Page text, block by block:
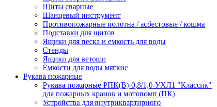
Щиты сварные
Шанцевый инструмент
Противопожарные полотна / асбестовые / кошма
Подставки для щитов
Ящики для песка и емкость для воды
Стенды
Ящики для ветоши
Ёмкости для воды мягкие
Рукава пожарные
Рукава пожарные РПК(В)-0,8/1,0-УХЛ1 "Классик"
для пожарных кранов и мотопомп (ПК)
Устройства для внутриквартирного